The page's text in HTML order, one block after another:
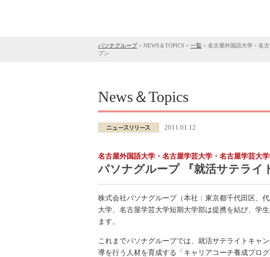
パソナグループ> NEWS＆TOPICS > 一覧 > 名古屋外国語大学・名
プン
News＆Topics
2011.01.12
名古屋外国語大学・名古屋学芸大学・名古屋学芸大
パソナグループ 『就活サテライ
株式会社パソナグループ（本社：東京都千代田区、
大学、名古屋学芸大学短期大学部は提携を結び、学
ます。
これまでパソナグループでは、就活サテライトキャ
導を行う人材を育成する「キャリアコーチ養成プロ